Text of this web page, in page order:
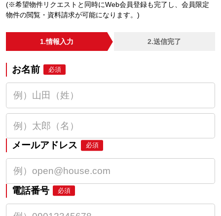
(※希望物件リクエストと同時にWeb会員登録も完了し、会員限定
物件の閲覧・資料請求が可能になります。)
1.情報入力 2.送信完了
お名前 必須
メールアドレス 必須
電話番号 必須